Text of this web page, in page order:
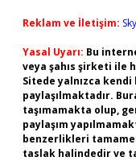
Reklam ve İletişim:
Yasal Uyarı: Bu
veya şahıs şirketi ile
Sitede yalnızca kendi
paylaşılmaktadır.
taşımamakta olup,
paylaşım
benzerlikleri
taslak halindedir ve